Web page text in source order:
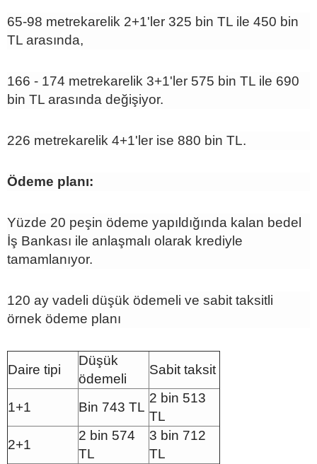
65-98 metrekarelik 2+1'ler 325 bin TL ile 450 bin
TL arasında,
166 - 174 metrekarelik 3+1'ler 575 bin TL ile 690
bin TL arasında değişiyor.
226 metrekarelik 4+1'ler ise 880 bin TL.
Ödeme planı:
Yüzde 20 peşin ödeme yapıldığında kalan bedel
İş Bankası ile anlaşmalı olarak krediyle
tamamlanıyor.
120 ay vadeli düşük ödemeli ve sabit taksitli
örnek ödeme planı
Daire tipi
Düşük
ödemeli
Sabit taksit
1+1 Bin 743 TL
2 bin 513
TL
2+1
2 bin 574
TL
3 bin 712
TL